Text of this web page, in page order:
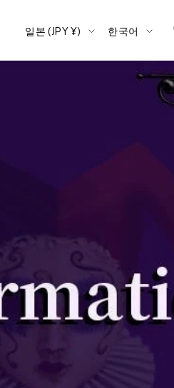
국
지
일본 (JPY ¥)
언
한국어